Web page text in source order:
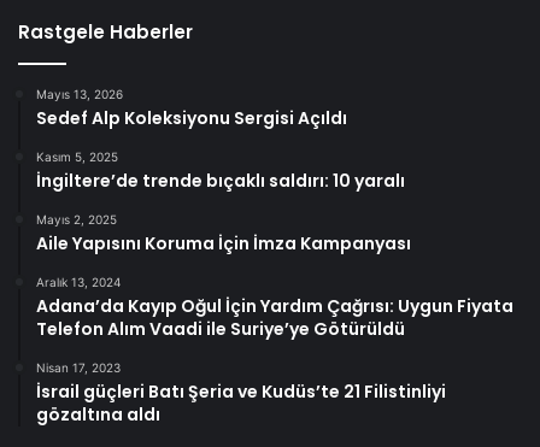
Rastgele Haberler
Mayıs 13, 2026
Sedef Alp Koleksiyonu Sergisi Açıldı
Kasım 5, 2025
İngiltere’de trende bıçaklı saldırı: 10 yaralı
Mayıs 2, 2025
Aile Yapısını Koruma İçin İmza Kampanyası
Aralık 13, 2024
Adana’da Kayıp Oğul İçin Yardım Çağrısı: Uygun Fiyata
Telefon Alım Vaadi ile Suriye’ye Götürüldü
Nisan 17, 2023
İsrail güçleri Batı Şeria ve Kudüs’te 21 Filistinliyi
gözaltına aldı